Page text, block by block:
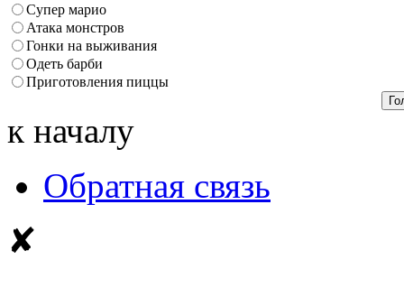
Супер марио
Атака монстров
Гонки на выживания
Одеть барби
Приготовления пиццы
к началу
Обратная связь
✘